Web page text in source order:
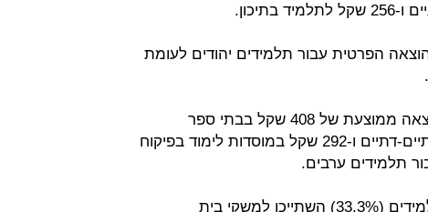
הפרטית עבור תלמידים יהודים לעומת
כך למשל, עבור תלמיד יהודי נרשמה הוצאה ממוצעת של 408 שקל בבתי ספר
ממלכתיים, 369 שקל בבתי ספר ממלכתיים-דתיים ו-292 שקל במוסדות לימוד בפיקוח
עוד עולה מנתוני הלמ"ס כי שליש מהתלמידים (33.3%) השתייכו למשקי בית